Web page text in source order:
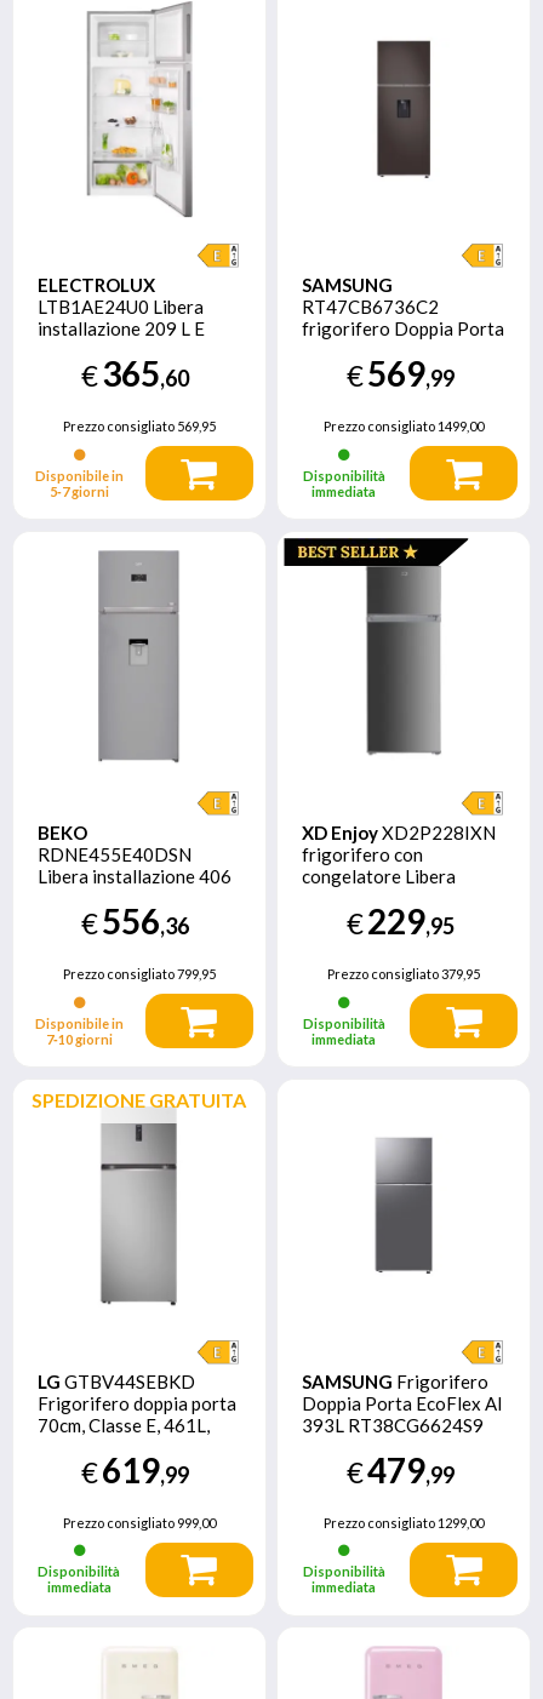
ELECTROLUX
LTB1AE24U0 Libera
installazione 209 L E
€365,60
Prezzo consigliato569,95
Disponibile in
5‑7 giorni
SAMSUNG
RT47CB6736C2
frigorifero Doppia Porta
installazione con
congelatore Wifi 462 L
Classe E, Cotta Charcoal
€569,99
Prezzo consigliato 1499,00
Disponibilità
immediata
BEKO
RDNE455E40DSN
Libera installazione 406
€556,36
Prezzo consigliato799,95
Disponibile in
7‑10 giorni
XD EnjoyXD2P228IXN
frigorifero con
congelatore Libera
Acciaio inossidabile
€229,95
Prezzo consigliato379,95
Disponibilità
immediata
SPEDIZIONE GRATUITA
LG GTBV44SEBKD
Frigorifero doppia porta
70cm, Classe E, 461L,
Argento
€619,99
Prezzo consigliato999,00
Disponibilità
immediata
SAMSUNG Frigorifero
Doppia Porta EcoFlex AI
393L RT38CG6624S9
€479,99
Prezzo consigliato 1299,00
Disponibilità
immediata